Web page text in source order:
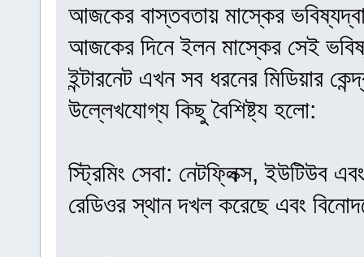
আজকের বাস্তবতায় মাস্কের
আজকের দিনে ইলন মাস্কের সেই
ইন্টারনেট এখন সব ধরনের মিডিয়ার
উল্লেখযোগ্য কিছু বৈশিষ্ট্য হলো:
স্ট্রিমিং সেবা: নেটফ্লিক্স, ইউটিউব
রেডিওর স্থান দখল করেছে এবং